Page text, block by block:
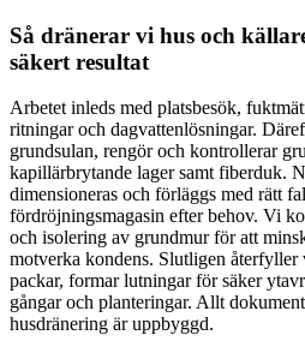
Så dränerar vi hus och
säkert resultat
Arbetet inleds med platsbesök,
ritningar och dagvattenlösningar.
grundsulan, rengör och kontrollerar
kapillärbrytande lager samt fiberduk.
dimensioneras och förläggs med rätt
fördröjningsmagasin efter behov. Vi
och isolering av grundmur för att
motverka kondens. Slutligen återfyller
packar, formar lutningar för säker
gångar och planteringar. Allt
husdränering är uppbyggd.